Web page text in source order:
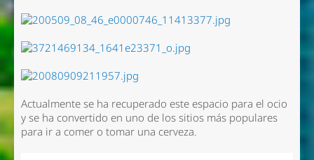
Actualmente se ha recuperado este espacio para el ocio
y se ha convertido en uno de los sitios más populares
para ir a comer o tomar una cerveza.